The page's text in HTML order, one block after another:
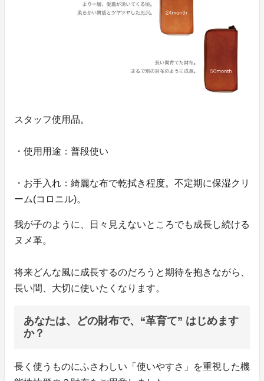
スタッフ使用品。
・使用用途：普段使い
・お手入れ：綺麗な布で乾拭き程度。不定期に保湿クリ
ーム(コロニル)。
我が子のように、日々見えないところでも成長し続ける
ヌメ革。
将来どんな風に成長するのだろうと期待を抱きながら、
長い間、大切に使いたくなります。
あなたは、どの財布で、“革育て” はじめます
か？
長く使うものにふさわしい「使いやすさ」を重視した機